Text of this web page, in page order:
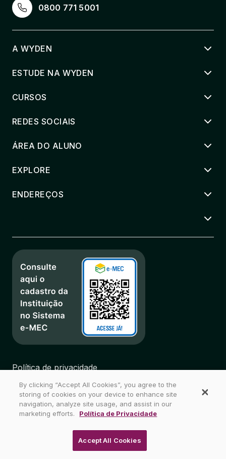
0800 771 5001
A WYDEN
ESTUDE NA WYDEN
CURSOS
REDES SOCIAIS
ÁREA DO ALUNO
EXPLORE
ENDEREÇOS
Política de privacidade
Biblioteca
Mapa do Site
Wyden Brasil - Todos os direitos reservados
By clicking “Accept All Cookies”, you agree to the
storing of cookies on your device to enhance site
navigation, analyze site usage, and assist in our
marketing efforts.
Política de Privacidade
Accept All Cookies